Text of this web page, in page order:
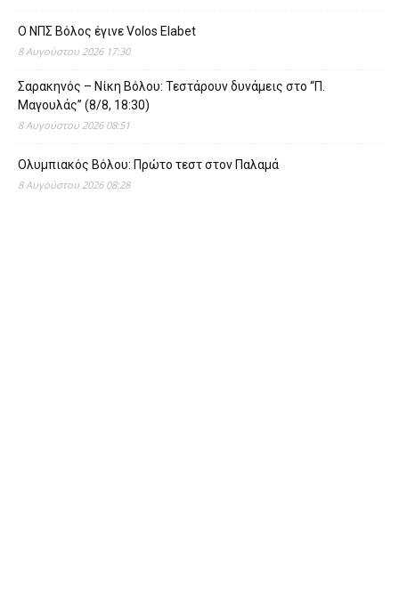
O ΝΠΣ Βόλος έγινε Volos Elabet
8 Αυγούστου 2026 17:30
Σαρακηνός – Νίκη Βόλου: Τεστάρουν δυνάμεις στο “Π.
Μαγουλάς” (8/8, 18:30)
8 Αυγούστου 2026 08:51
Ολυμπιακός Βόλου: Πρώτο τεστ στον Παλαμά
8 Αυγούστου 2026 08:28